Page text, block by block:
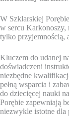
W Szklarskiej
w sercu Karkonoszy,
tylko przyjemnością,
Kluczem do udanej
doświadczeni
niezbędne
pełną wsparcia i
do dziecięcej nauki
Porębie zapewniają
niezwykle istotne dla